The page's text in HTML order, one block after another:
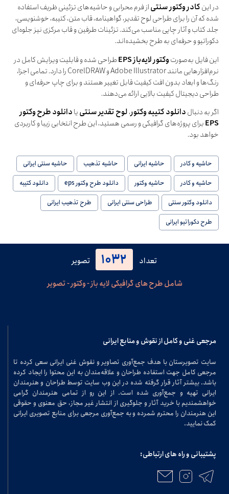
در اینکادر وکتور سنتیاز فرم محرابی و حاشیه‌های تزئینی ظریف استفاده
شده که آن را برای طراحی لوح تقدیر، گواهینامه، قاب متن، کتیبه، خوشنویسی،
جلد کتاب و آثار چاپی مناسب می‌کند. تزئینات طرفین و قاب مرکزی نیز جلوه‌ای
دکوراتیو و حرفه‌ای به طرح بخشیده‌اند.
این فایل به‌صورتوکتور لایه‌باز EPS
طراحی شده و قابلیت ویرایش کامل در
نرم‌افزارهایی مانند Adobe Illustrator و CorelDRAW را دارد. تمامی اجزا،
رنگ‌ها و ابعاد بدون افت کیفیت قابل تغییر هستند و برای چاپ حرفه‌ای و
طراحی دیجیتال کیفیت بالایی ارائه می‌دهند.
اگر به دنبالدانلود کتیبه وکتور،لوح تقدیر سنتییادانلود طرح وکتور
EPSبرای پروژه‌های گرافیکی و رسمی هستید، این طرح انتخابی زیبا و کاربردی
خواهد بود.
حاشیه و کادر حاشیه ایرانی حاشیه تذهیب
حاشیه سنتی ایرانی
حاشیه و کادر
حاشیه وکتور دانلود طرح وکتور eps
دانلود کتیبه
دانلود وکتور سنتی
طراحی سنتی ایرانی
طرح تذهیب ایرانی
طرح دکوراتیو ایرانی
تعداد 1032
تصویر
شامل طرح های گرافیکی لایه باز - وکتور - تصویر
مرجعی غنی و کامل از نقوش و منابع ایرانی
سایت تصویرستان با هدف جمع‌آوری تصاویر و نقوش غنی ایرانی سعی کرده تا
مرجعی کامل جهت استفاده طراحان و علاقه‌مندان به این محتوا را ایجاد کرده
باشد. بیشتر آثار قرار گرفته شده در این وب سایت توسط طراحان و هنرمندان
ایرانی تهیه و جمع‌آوری شده است. از این رو از تمامی هنرمندان گرامی
خواهشمندیم با خرید آثار و جلوگیری از انتشار غیر مجاز، حق معنوی و حقوقی
این هنرمندان را محترم شمرده و به جمع‌آوری مرجعی برای منابع تصویری ایرانی
کمک نمایید.
پشتیبانی و راه های ارتباطی: